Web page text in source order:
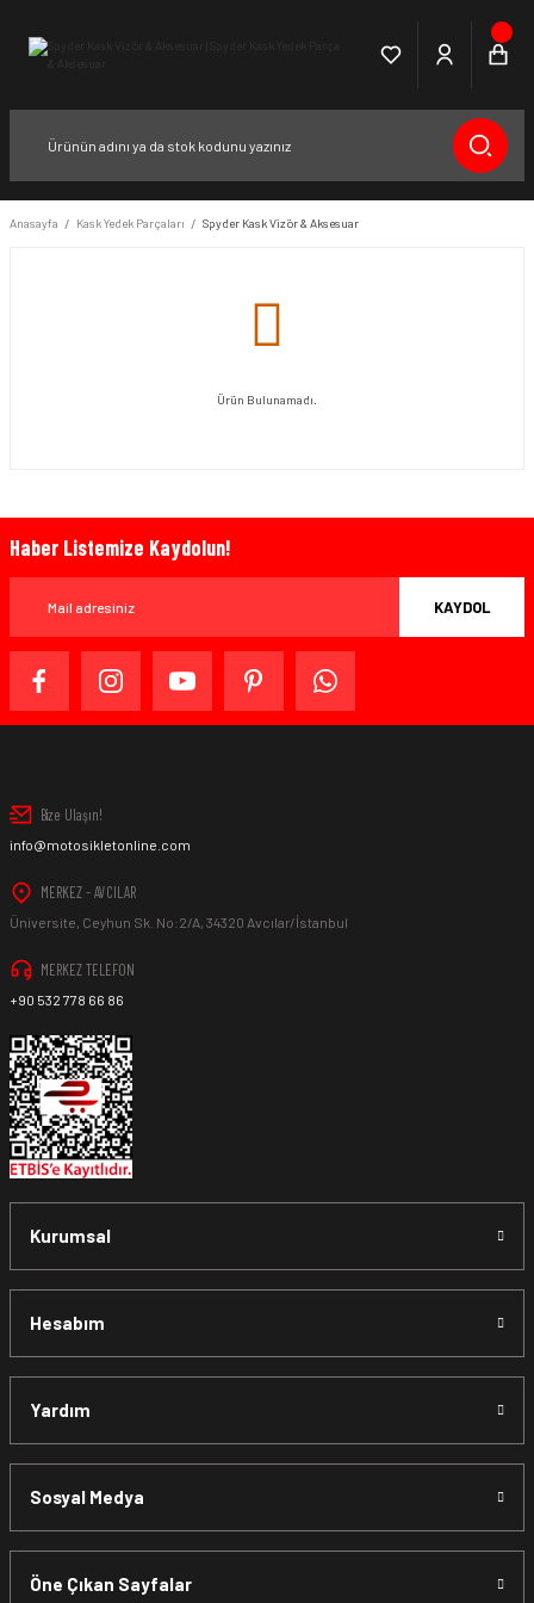
Anasayfa Kask Yedek Parçaları Spyder Kask Vizör & Aksesuar
Ürün Bulunamadı.
Haber Listemize Kaydolun!
KAYDOL
Bize Ulaşın!
info@motosikletonline.com
MERKEZ - AVCILAR
Üniversite, Ceyhun Sk. No:2/A, 34320 Avcılar/İstanbul
MERKEZ TELEFON
+90 532 778 66 86
Kurumsal
Hesabım
Yardım
Sosyal Medya
Öne Çıkan Sayfalar